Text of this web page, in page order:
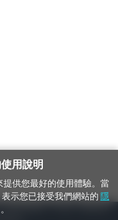
限發現軌道、平交道、橋樑及隧
用說明
供您最好的使用體驗。當
示您已接受我們網站的 隱
。